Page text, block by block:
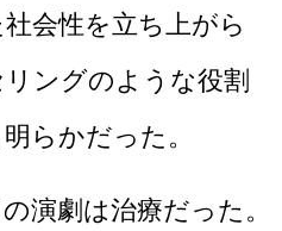
会性を立ち上がら
ングのような役割
らかだった。
演劇は治療だった。